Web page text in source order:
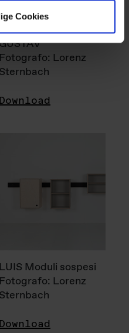
Cookies
Fotografo: Lorenz
Sternbach
Download
LUIS Moduli sospesi
Fotografo: Lorenz
Sternbach
Download